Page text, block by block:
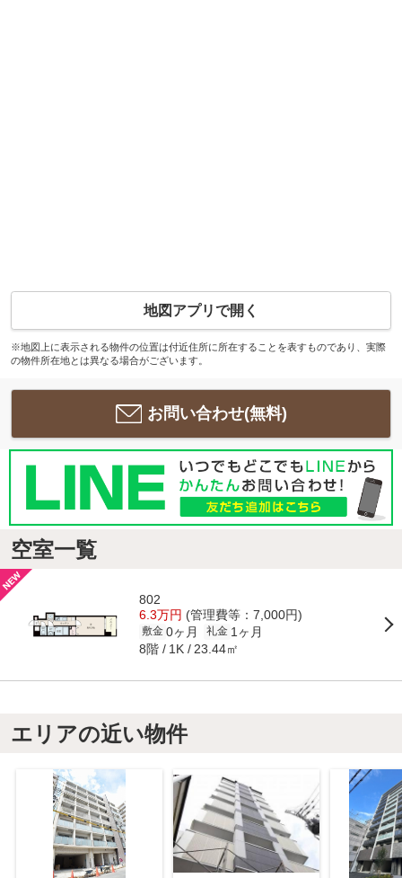
地図アプリで開く
※地図上に表示される物件の位置は付近住所に所在することを表すものであり、実際
の物件所在地とは異なる場合がございます。
お問い合わせ(無料)
空室一覧
802
6.3万円 (管理費等：7,000円)
敷金 0ヶ月 礼金 1ヶ月
8階 1K 23.44㎡
エリアの近い物件